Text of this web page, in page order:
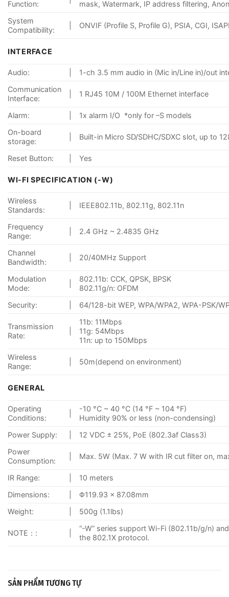
Function:
mask, Watermark, IP address filtering,
System
Compatibility:
ONVIF (Profile S, Profile G), PSIA, CGI,
INTERFACE
Audio:
1-ch 3.5 mm audio in (Mic in/Line in)/out
Communication
Interface:
1 RJ45 10M / 100M Ethernet interface
Alarm:
1x alarm I/O *only for –S models
On-board
storage:
Built-in Micro SD/SDHC/SDXC slot, up to
Reset Button: Yes
WI-FI SPECIFICATION (-W)
Wireless
Standards:
IEEE802.11b, 802.11g, 802.11n
Frequency
Range:
2.4 GHz ~ 2.4835 GHz
Channel
Bandwidth:
20/40MHz Support
Modulation
Mode:
802.11b: CCK, QPSK, BPSK
802.11g/n: OFDM
Security:
64/128-bit WEP, WPA/WPA2, WPA-PSK/
Transmission
Rate:
11b: 11Mbps
11g: 54Mbps
11n: up to 150Mbps
Wireless
Range:
50m(depend on environment)
GENERAL
Operating
Conditions:
-10 °C ~ 40 °C (14 °F ~ 104 °F)
Humidity 90% or less (non-condensing)
Power Supply:
12 VDC ± 25%, PoE (802.3af Class3)
Power
Consumption:
Max. 5W (Max. 7 W with IR cut filter on,
IR Range:
10 meters
Dimensions:
Φ119.93 × 87.08mm
Weight:
500g (1.1lbs)
NOTE：:
“-W” series support Wi-Fi (802.11b/g/n)
the 802.1X protocol.
SẢN PHẨM TƯƠNG TỰ